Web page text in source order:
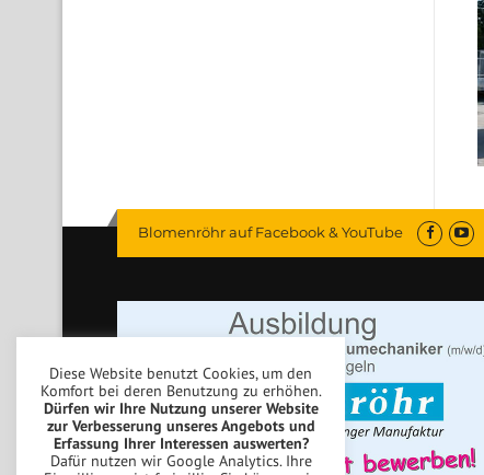
Blomenröhr auf Facebook & YouTube
Diese Website benutzt Cookies, um den
Komfort bei deren Benutzung zu erhöhen.
Dürfen wir Ihre Nutzung unserer Website
zur Verbesserung unseres Angebots und
Erfassung Ihrer Interessen auswerten?
Dafür nutzen wir Google Analytics. Ihre